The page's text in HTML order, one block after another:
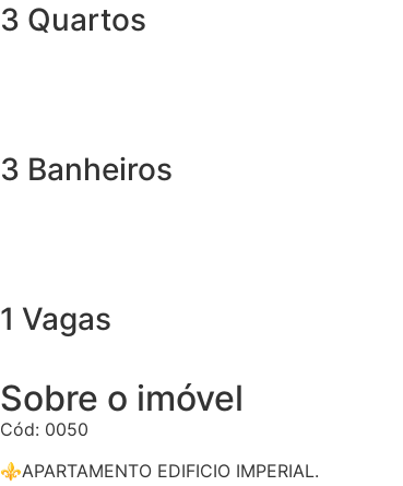
3 Quartos
3 Banheiros
1 Vagas
Sobre o imóvel
Cód: 0050
⚜️APARTAMENTO EDIFICIO IMPERIAL.